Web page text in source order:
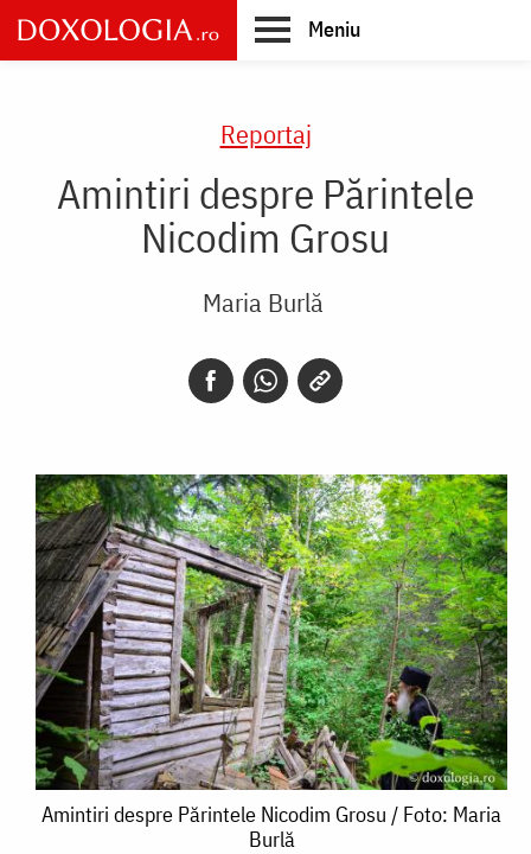
Skip
to
main
Meniu
Reportaj
Amintiri despre Părintele
Nicodim Grosu
Maria Burlă
Amintiri
Amintiri despre Părintele Nicodim Grosu / Foto: Maria
Burlă